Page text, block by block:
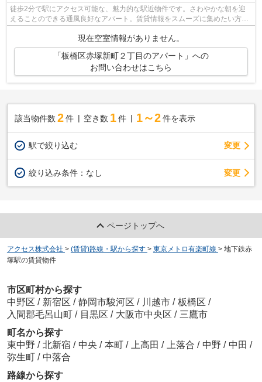
徒歩2分で駅にアクセス可能な、魅力的な駅近物件です。さわやかな朝を迎
えることのできる通風良好なアパート。賃貸情報をスムーズに集めたい方
現在空室情報がありません。
「板橋区赤塚新町２丁目のアパート」への
お問い合わせはこちら
該当物件数 2件 空き数 1 件 1～2 件を表示
駅で絞り込む 変更
絞り込み条件： なし 変更
ページトップへ
アクセス株式会社 > (賃貸)路線・駅から探す > 東京メトロ有楽町線 > 地下鉄赤
塚駅の賃貸物件
市区町村から探す
中野区 / 新宿区 / 静岡市駿河区 / 川越市 / 板橋区 /
入間郡毛呂山町 / 目黒区 / 大阪市中央区 / 三鷹市
町名から探す
東中野 / 北新宿 / 中央 / 本町 / 上高田 / 上落合 / 中野 / 中田 /
弥生町 / 中落合
路線から探す